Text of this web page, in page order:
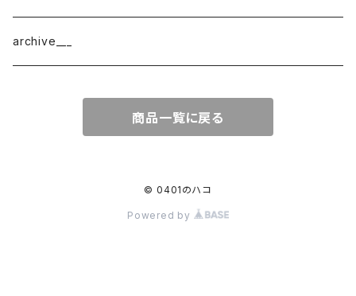
border
cotton × wool
織物
archive___
商品一覧に戻る
© 0401のハコ
Powered by